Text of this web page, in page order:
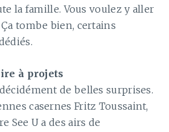
la famille. Vous voulez y aller
tombe bien, certains
à projets
de belles surprises.
casernes Fritz Toussaint,
See U a des airs de